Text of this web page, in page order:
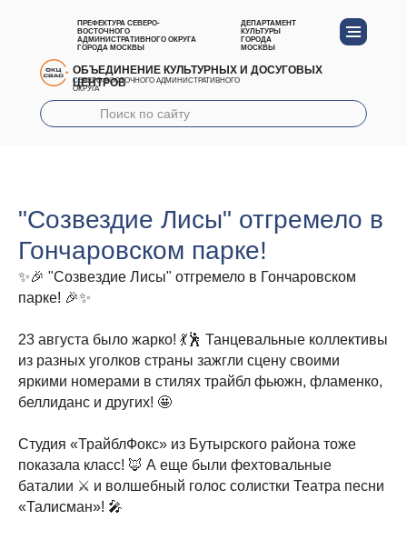
ПРЕФЕКТУРА СЕВЕРО-
ВОСТОЧНОГО
АДМИНИСТРАТИВНОГО ОКРУГА
ГОРОДА МОСКВЫ
ДЕПАРТАМЕНТ
КУЛЬТУРЫ
ГОРОДА
МОСКВЫ
ОБЪЕДИНЕНИЕ КУЛЬТУРНЫХ И ДОСУГОВЫХ
ЦЕНТРОВ
СЕВЕРО-ВОСТОЧНОГО АДМИНИСТРАТИВНОГО
ОКРУГА
"Созвездие Лисы" отгремело в
Гончаровском парке!
✨🎉 "Созвездие Лисы" отгремело в Гончаровском
парке! 🎉✨
23 августа было жарко! 💃🕺 Танцевальные коллективы
из разных уголков страны зажгли сцену своими
яркими номерами в стилях трайбл фьюжн, фламенко,
беллиданс и других! 🤩
Студия «ТрайблФокс» из Бутырского района тоже
показала класс! 🦊 А еще были фехтовальные
баталии ⚔️ и волшебный голос солистки Театра песни
«Талисман»! 🎤